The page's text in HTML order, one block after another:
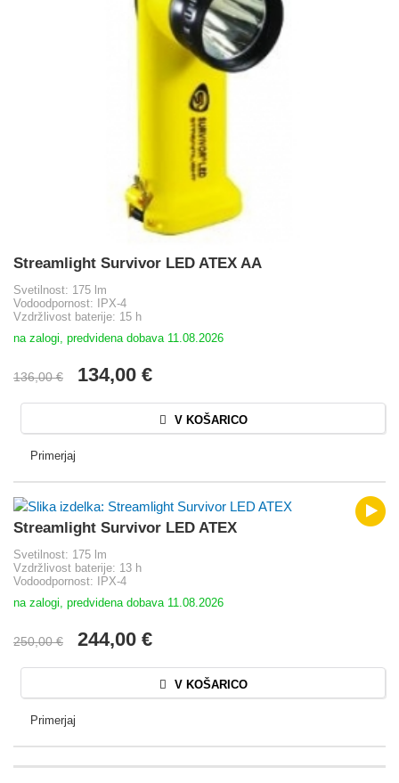
Streamlight Survivor LED ATEX AA
Svetilnost: 175 lm
Vodoodpornost: IPX-4
Vzdržlivost baterije: 15 h
na zalogi, predvidena dobava 11.08.2026
136,00 € 134,00 €
V KOŠARICO
Primerjaj
Streamlight Survivor LED ATEX
Svetilnost: 175 lm
Vzdržlivost baterije: 13 h
Vodoodpornost: IPX-4
na zalogi, predvidena dobava 11.08.2026
250,00 € 244,00 €
V KOŠARICO
Primerjaj